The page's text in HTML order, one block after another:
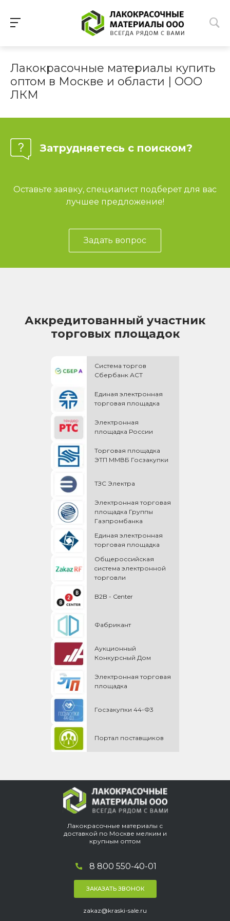
Лакокрасочные материалы купить
оптом в Москве и области | ООО
ЛКМ
Затрудняетесь с поиском?
Оставьте заявку, специалист подберет для вас
лучшее предложение!
Задать вопрос
Аккредитованный участник
торговых площадок
Система торгов
Сбербанк АСТ
Единая электронная
торговая площадка
Электронная
площадка России
Торговая площадка
ЭТП ММВБ Госзакупки
ТЗС Электра
Электронная торговая
площадка Группы
Газпромбанка
Единая электронная
торговая площадка
Общероссийская
cистема электронной
торговли
B2B - Center
Фабрикант
Аукционный
Конкурсный Дом
Электронная торговая
площадка
Госзакупки 44-Ф3
Портал поставщиков
Лакокрасочные материалы с
доставкой по Москве мелким и
крупным оптом
8 800 550-40-01
ЗАКАЗАТЬ ЗВОНОК
zakaz@kraski-sale.ru